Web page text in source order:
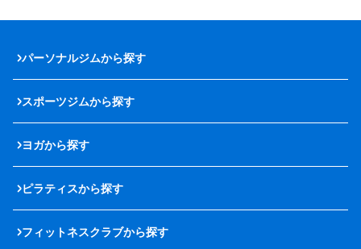
パーソナルジムから探す
スポーツジムから探す
ヨガから探す
ピラティスから探す
フィットネスクラブから探す